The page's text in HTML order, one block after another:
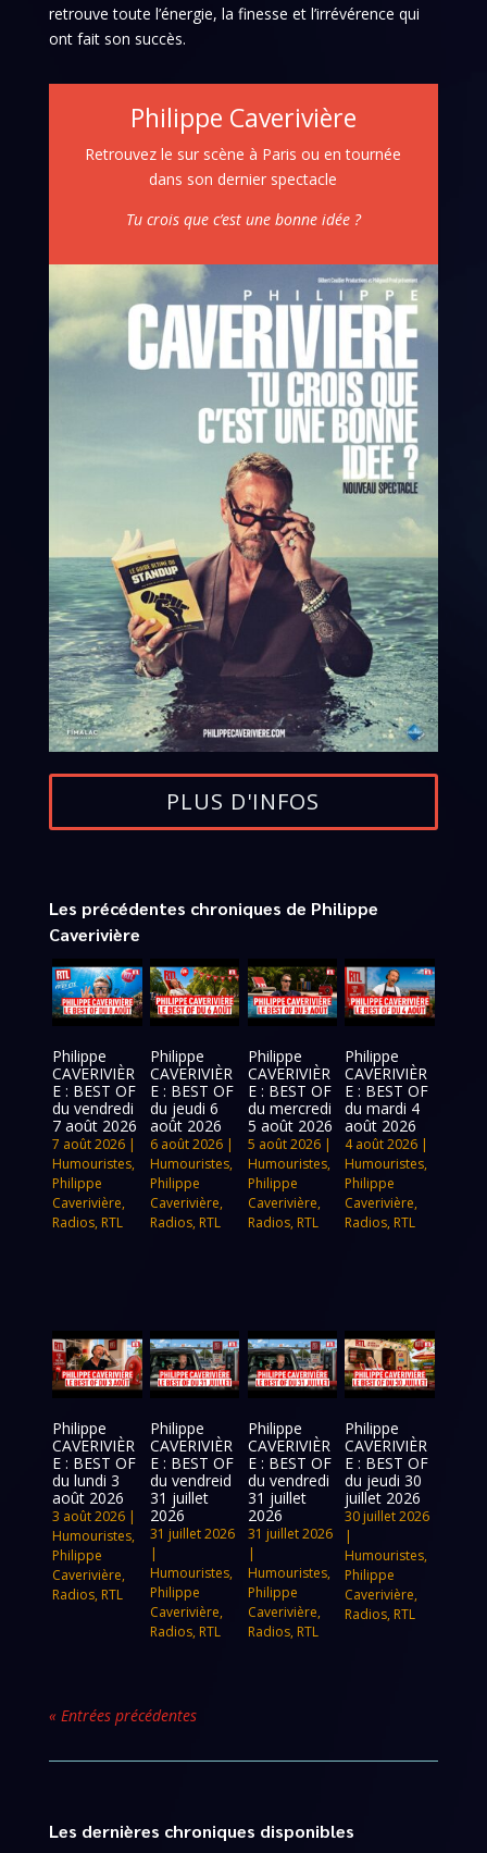
retrouve toute l’énergie, la finesse et l’irrévérence qui
ont fait son succès.
Philippe Caverivière
Retrouvez le sur scène à Paris ou en tournée
dans son dernier spectacle
Tu crois que c’est une bonne idée ?
PLUS D'INFOS
Les précédentes chroniques de Philippe
Caverivière
Philippe
CAVERIVIÈR
E : BEST OF
du vendredi
7 août 2026
7 août 2026 |
Humouristes,
Philippe
Caverivière,
Radios, RTL
Philippe
CAVERIVIÈR
E : BEST OF
du jeudi 6
août 2026
6 août 2026|
Humouristes,
Philippe
Caverivière,
Radios, RTL
Philippe
CAVERIVIÈR
E : BEST OF
du mercredi
5 août 2026
5 août 2026|
Humouristes,
Philippe
Caverivière,
Radios, RTL
Philippe
CAVERIVIÈR
E : BEST OF
du mardi 4
août 2026
4 août 2026 |
Humouristes,
Philippe
Caverivière,
Radios, RTL
Philippe
CAVERIVIÈR
E : BEST OF
du lundi 3
août 2026
3 août 2026 |
Humouristes,
Philippe
Caverivière,
Radios, RTL
Philippe
CAVERIVIÈR
E : BEST OF
du vendreid
31 juillet
2026
31 juillet 2026
|
Humouristes,
Philippe
Caverivière,
Radios, RTL
Philippe
CAVERIVIÈR
E : BEST OF
du vendredi
31 juillet
2026
31 juillet 2026
|
Humouristes,
Philippe
Caverivière,
Radios, RTL
Philippe
CAVERIVIÈR
E : BEST OF
du jeudi 30
juillet 2026
30 juillet 2026
|
Humouristes,
Philippe
Caverivière,
Radios, RTL
« Entrées précédentes
Les dernières chroniques disponibles